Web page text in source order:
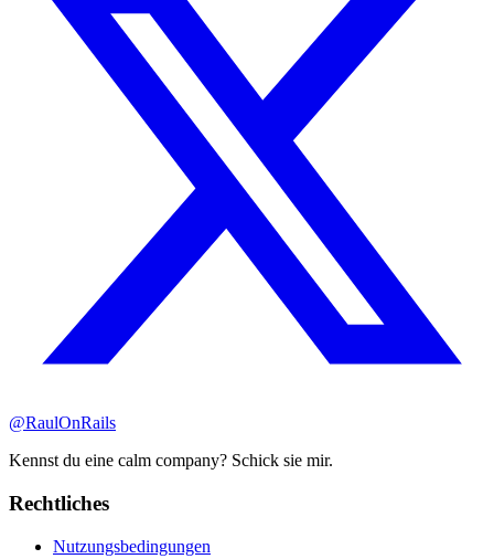
@RaulOnRails
Kennst du eine calm company? Schick sie mir.
Rechtliches
Nutzungsbedingungen